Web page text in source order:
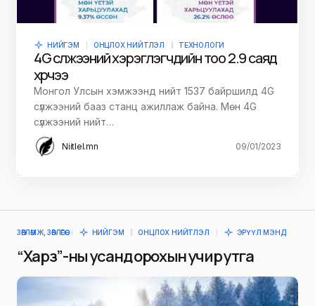
НИЙГЭМ ОНЦЛОХ НИЙТЛЭЛ ТЕХНОЛОГИ
4G сүлжээний хэрэглэгчдийн тоо 2.9 саяд
хүрчээ
Монгол Улсын хэмжээнд нийт 1537 байршилд 4G
сүлжээний бааз станц ажиллаж байна. Мөн 4G
сүлжээний нийт…
Niitlel.mn 09/01/2023
ЗӨВЛӨМЖ, ЗӨВЛӨГӨӨ НИЙГЭМ ОНЦЛОХ НИЙТЛЭЛ ЭРҮҮЛ МЭНД
“Харз”-ны усанд орохын учир утга